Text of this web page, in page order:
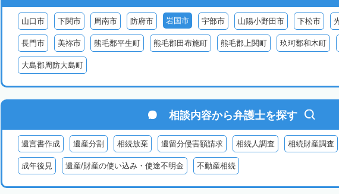
山口市 下関市 周南市 防府市 岩国市 宇部市 山陽小野田市 下松市
長門市 美祢市 熊毛郡平生町 熊毛郡田布施町 熊毛郡上関町 玖珂郡和木町
大島郡周防大島町
相談内容から弁護士を探す
遺言書作成 遺産分割 相続放棄 遺留分侵害額請求 相続人調査 相続財産調査
成年後見 遺産/財産の使い込み・使途不明金 不動産相続